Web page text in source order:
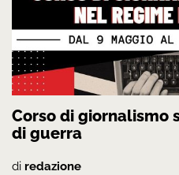
Corso di giornalismo
di guerra
di redazione